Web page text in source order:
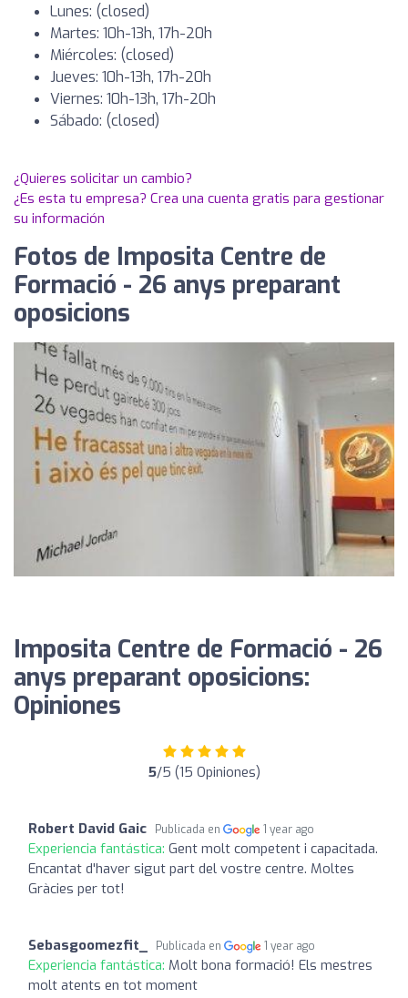
Lunes: (closed)
Martes: 10h-13h, 17h-20h
Miércoles: (closed)
Jueves: 10h-13h, 17h-20h
Viernes: 10h-13h, 17h-20h
Sábado: (closed)
¿Quieres solicitar un cambio?
¿Es esta tu empresa? Crea una cuenta gratis para gestionar
su información
Fotos de Imposita Centre de
Formació - 26 anys preparant
oposicions
Imposita Centre de Formació - 26
anys preparant oposicions:
Opiniones
5/5 (15 Opiniones)
Robert David Gaic Publicada en 1 year ago
Experiencia fantástica: Gent molt competent i capacitada.
Encantat d'haver sigut part del vostre centre. Moltes
Gràcies per tot!
Sebasgoomezfit_ Publicada en 1 year ago
Experiencia fantástica: Molt bona formació! Els mestres
molt atents en tot moment